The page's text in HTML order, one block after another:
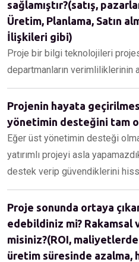
sağlamıştır?(satış,
Üretim, Planlama, Satın
İlişkileri gibi)
Proje bir bilgi teknolojileri
departmanların verimliliklerinin
Projenin hayata
yönetimin desteğini tam
Eğer üst yönetimin desteği
yatırımlı projeyi asla
destek verip güvendiklerini
Proje sonunda ortaya
edebildiniz mi?
misiniz?(ROI,
üretim süresinde azalma,